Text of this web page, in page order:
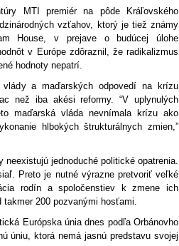
MTI premiér na pôde Kráľovského
vzťahov, ktorý je tiež známy
House, v prejave o budúcej úlohe
v Európe zdôraznil, že radikalizmus
hodnoty nepatrí.
a maďarských odpovedí na krízu
než iba akési reformy. “V uplynulých
maďarská vláda nevnímala krízu ako
hlbokých štrukturálnych zmien,”
jednoduché politické opatrenia.
Preto je nutné výrazne pretvoriť veľké
rodín a spoločenstiev k zmene ich
takmer 200 pozvanými hosťami.
Európska únia dnes podľa Orbánovho
úniu, ktorá nemá jasnú predstavu svojej